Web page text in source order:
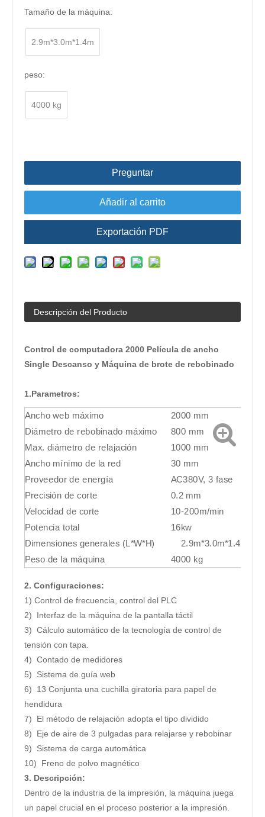
Tamaño de la máquina:
2.9m*3.0m*1.4m
peso:
4000 kg
Preguntar
Añadir al carrito
Exportación PDF
Descripción del Producto
Control de computadora 2000 Película de ancho
Single Descanso y Máquina de brote de rebobinado
1.Parametros:
Ancho web máximo 2000 mm
Diámetro de rebobinado máximo 800 mm
Max. diámetro de relajación 1000 mm
Ancho mínimo de la red 30 mm
Proveedor de energía
AC380V, 3 fase
Precisión de corte
0.2 mm
Velocidad de corte 10-200m/min
Potencia total 16kw
Dimensiones generales (L*W*H) 2.9m*3.0m*1.4m
Peso de la máquina 4000 kg
2. Configuraciones:
1) Control de frecuencia, control del PLC
2) Interfaz de la máquina de la pantalla táctil
3) Cálculo automático de la tecnología de control de
tensión con tapa.
4) Contado de medidores
5) Sistema de guía web
6) 13 Conjunta una cuchilla giratoria para papel de
hendidura
7) El método de relajación adopta el tipo dividido
8) Eje de aire de 3 pulgadas para relajarse y rebobinar
9) Sistema de carga automática
10) Freno de polvo magnético
3. Descripción:
Dentro de la industria de la impresión, la máquina juega
un papel crucial en el proceso posterior a la impresión.